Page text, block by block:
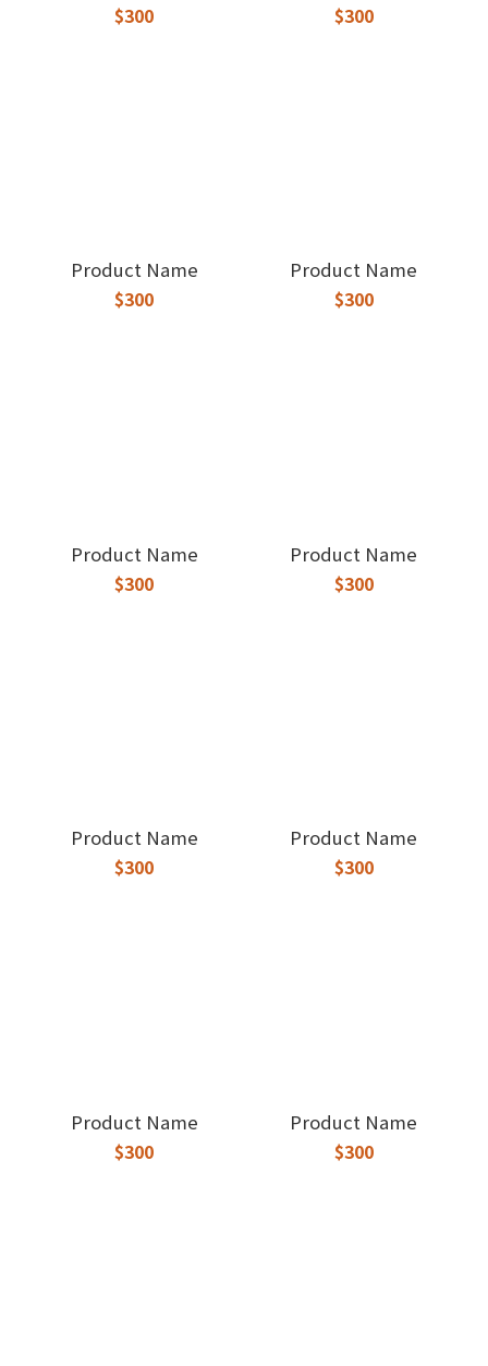
$300
$300
Product Name
$300
Product Name
$300
Product Name
$300
Product Name
$300
Product Name
$300
Product Name
$300
Product Name
$300
Product Name
$300